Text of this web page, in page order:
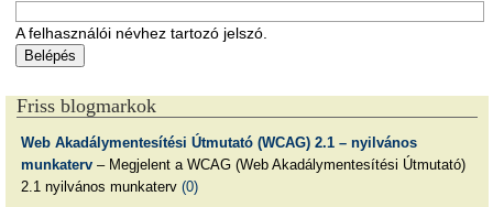
A felhasználói névhez tartozó jelszó.
Friss blogmarkok
Web Akadálymentesítési Útmutató (WCAG) 2.1 – nyilvános
munkaterv– Megjelent a WCAG (Web Akadálymentesítési Útmutató)
2.1 nyilvános munkaterv (0)